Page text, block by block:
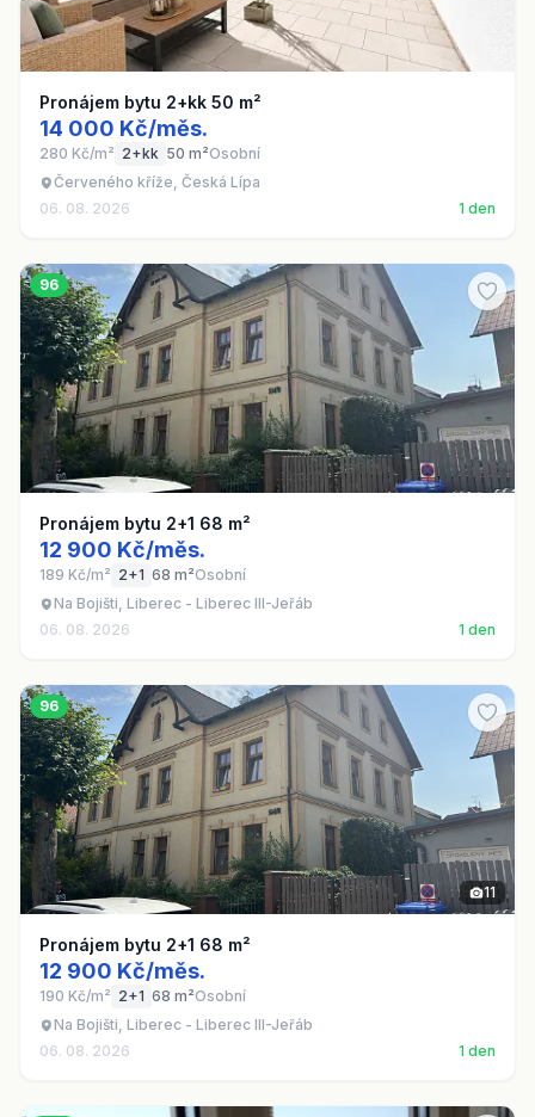
Pronájem bytu 2+kk 50 m²
14 000 Kč/měs.
280 Kč/m² 2+kk 50 m²Osobní
Červeného kříže, Česká Lípa
06. 08. 2026
1 den
96
Pronájem bytu 2+1 68 m²
12 900 Kč/měs.
189 Kč/m² 2+1 68 m²Osobní
Na Bojišti, Liberec - Liberec III-Jeřáb
06. 08. 2026
1 den
96
11
Pronájem bytu 2+1 68 m²
12 900 Kč/měs.
190 Kč/m² 2+1 68 m²Osobní
Na Bojišti, Liberec - Liberec III-Jeřáb
06. 08. 2026
1 den